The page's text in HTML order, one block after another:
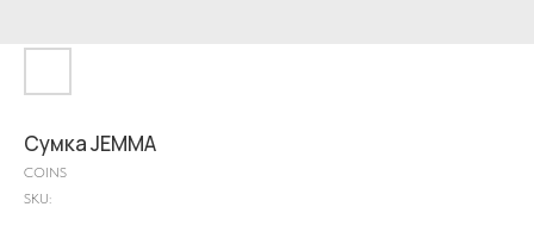
Сумка JEMMA
COINS
SKU: